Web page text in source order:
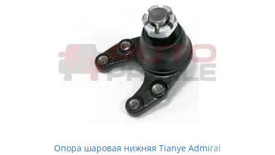
Опора шаровая нижняя Tianye Admiral